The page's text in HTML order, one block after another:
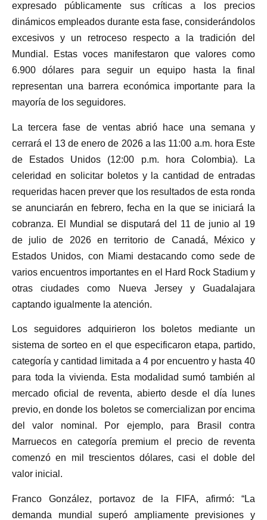
expresado públicamente sus críticas a los precios
dinámicos empleados durante esta fase, considerándolos
excesivos y un retroceso respecto a la tradición del
Mundial. Estas voces manifestaron que valores como
6.900 dólares para seguir un equipo hasta la final
representan una barrera económica importante para la
mayoría de los seguidores.
La tercera fase de ventas abrió hace una semana y
cerrará el 13 de enero de 2026 a las 11:00 a.m. hora Este
de Estados Unidos (12:00 p.m. hora Colombia). La
celeridad en solicitar boletos y la cantidad de entradas
requeridas hacen prever que los resultados de esta ronda
se anunciarán en febrero, fecha en la que se iniciará la
cobranza. El Mundial se disputará del 11 de junio al 19
de julio de 2026 en territorio de Canadá, México y
Estados Unidos, con Miami destacando como sede de
varios encuentros importantes en el Hard Rock Stadium y
otras ciudades como Nueva Jersey y Guadalajara
captando igualmente la atención.
Los seguidores adquirieron los boletos mediante un
sistema de sorteo en el que especificaron etapa, partido,
categoría y cantidad limitada a 4 por encuentro y hasta 40
para toda la vivienda. Esta modalidad sumó también al
mercado oficial de reventa, abierto desde el día lunes
previo, en donde los boletos se comercializan por encima
del valor nominal. Por ejemplo, para Brasil contra
Marruecos en categoría premium el precio de reventa
comenzó en mil trescientos dólares, casi el doble del
valor inicial.
Franco González, portavoz de la FIFA, afirmó: “La
demanda mundial superó ampliamente previsiones y